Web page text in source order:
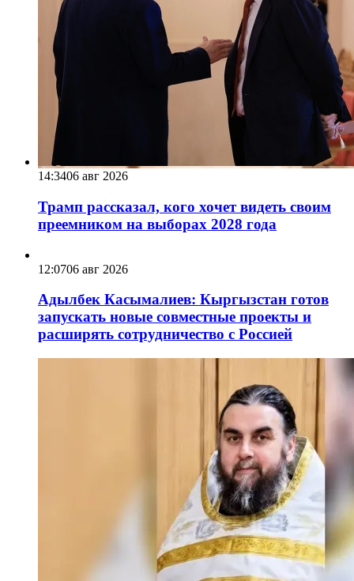
14:3406 авг 2026
Трамп рассказал, кого хочет видеть своим
преемником на выборах 2028 года
12:0706 авг 2026
Адылбек Касымалиев: Кыргызстан готов
запускать новые совместные проекты и
расширять сотрудничество с Россией